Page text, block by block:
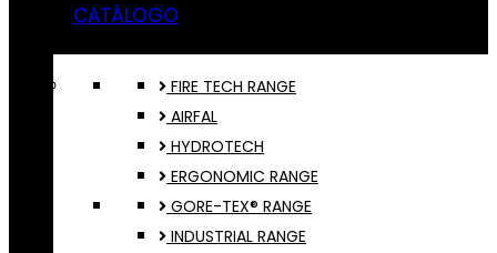
CATÁLOGO
FIRE TECH RANGE
AIRFAL
HYDROTECH
ERGONOMIC RANGE
GORE-TEX® RANGE
INDUSTRIAL RANGE